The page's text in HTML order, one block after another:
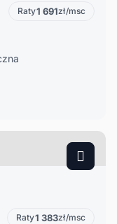
Raty1 691zł/msc
Raty1 383zł/msc